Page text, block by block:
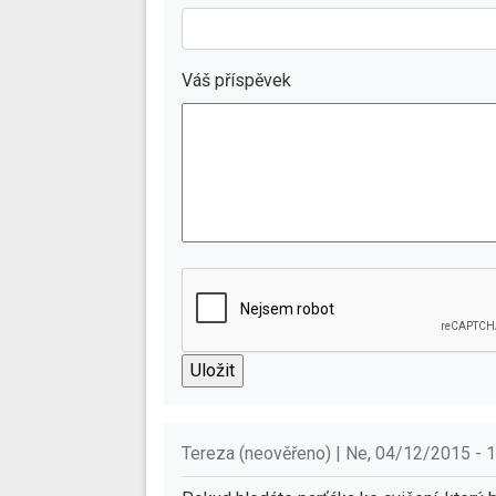
Váš příspěvek
Tereza (neověřeno) | Ne, 04/12/2015 -